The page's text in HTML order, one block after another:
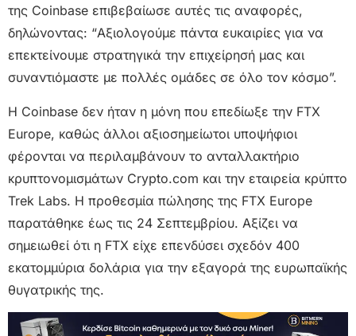
της Coinbase επιβεβαίωσε αυτές τις αναφορές,
δηλώνοντας: “Αξιολογούμε πάντα ευκαιρίες για να
επεκτείνουμε στρατηγικά την επιχείρησή μας και
συναντιόμαστε με πολλές ομάδες σε όλο τον κόσμο”.
Η Coinbase δεν ήταν η μόνη που επεδίωξε την FTX
Europe, καθώς άλλοι αξιοσημείωτοι υποψήφιοι
φέρονται να περιλαμβάνουν το ανταλλακτήριο
κρυπτονομισμάτων Crypto.com και την εταιρεία κρύπτο
Trek Labs. Η προθεσμία πώλησης της FTX Europe
παρατάθηκε έως τις 24 Σεπτεμβρίου. Αξίζει να
σημειωθεί ότι η FTX είχε επενδύσει σχεδόν 400
εκατομμύρια δολάρια για την εξαγορά της ευρωπαϊκής
θυγατρικής της.